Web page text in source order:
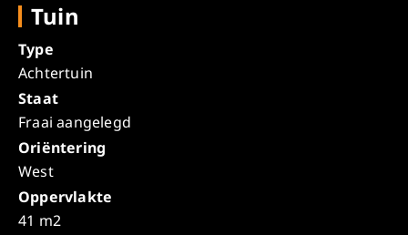
Tuin
Type
Achtertuin
Staat
Fraai aangelegd
Oriëntering
West
Oppervlakte
41 m2